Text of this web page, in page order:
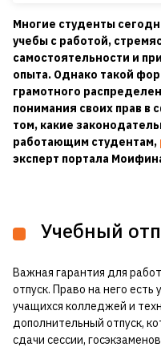
Многие студенты
учебы с работой,
самостоятельности и
опыта. Однако такой
грамотного
понимания своих прав
том, какие
работающим студентам,
эксперт портала
Учебный
Важная гарантия для
отпуск. Право на него
учащихся колледжей и
дополнительный отпуск,
сдачи сессии,